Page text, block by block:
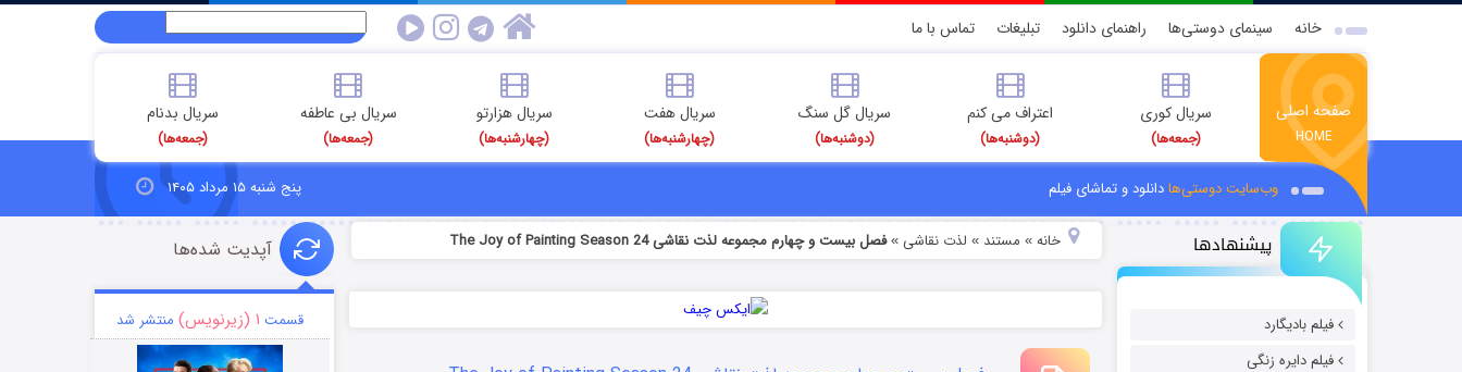
خانه سینمای دوستی‌ها راهنمای دانلود تبلیغات تماس با ما
صفحه اصلی
HOME
سریال کوری
(جمعه‌ها)
اعتراف می کنم
(دوشنبه‌ها)
سریال گل سنگ
(دوشنبه‌ها)
سریال هفت
(چهارشنبه‌ها)
سریال هزارتو
(چهارشنبه‌ها)
سریال بی عاطفه
(جمعه‌ها)
سریال بدنام
(جمعه‌ها)
وب‌سایت دوستی‌هادانلود و تماشای فیلم پنج شنبه ۱۵ مرداد ۱۴۰۵
پیشنهادها
فیلم بادیگارد
فیلم دایره زنگی
خانه» مستند » لذت نقاشی »فصل بیست و چهارم مجموعه لذت نقاشی The Joy of Painting Season 24 آپدیت شده‌ها
قسمت ۱ (زیرنویس) منتشر شد